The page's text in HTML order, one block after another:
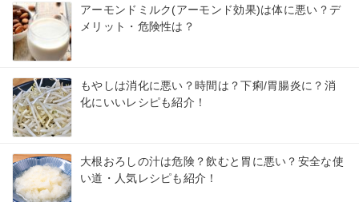
アーモンドミルク(アーモンド効果)は体に悪い？デ
メリット・危険性は？
もやしは消化に悪い？時間は？下痢/胃腸炎に？消
化にいいレシピも紹介！
大根おろしの汁は危険？飲むと胃に悪い？安全な使
い道・人気レシピも紹介！